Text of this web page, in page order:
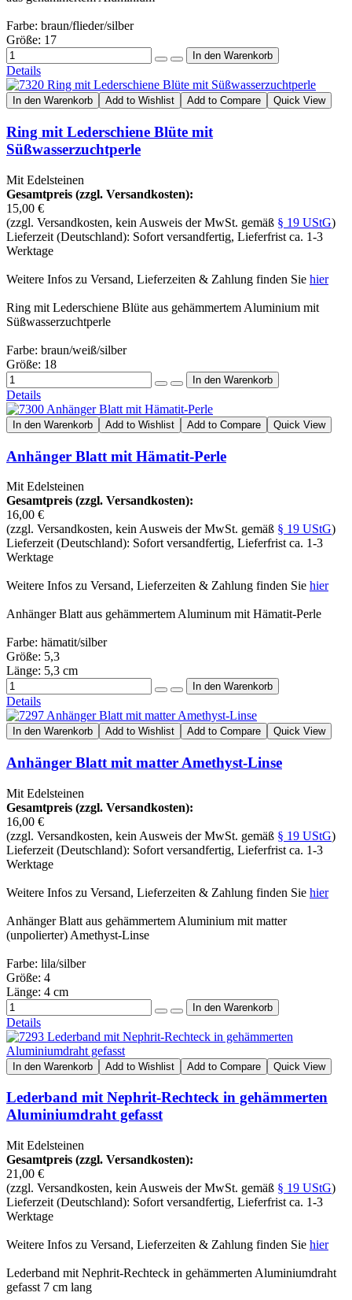
Farbe: braun/flieder/silber
Größe: 17
Details
In den Warenkorb Add to Wishlist Add to Compare Quick View
Ring mit Lederschiene Blüte mit
Süßwasserzuchtperle
Mit Edelsteinen
Gesamtpreis (zzgl. Versandkosten):
15,00 €
(zzgl. Versandkosten, kein Ausweis der MwSt. gemäß § 19 UStG)
Lieferzeit (Deutschland): Sofort versandfertig, Lieferfrist ca. 1-3
Werktage
Weitere Infos zu Versand, Lieferzeiten & Zahlung finden Sie hier
Ring mit Lederschiene Blüte aus gehämmertem Aluminium mit
Süßwasserzuchtperle
Farbe: braun/weiß/silber
Größe: 18
Details
In den Warenkorb Add to Wishlist Add to Compare Quick View
Anhänger Blatt mit Hämatit-Perle
Mit Edelsteinen
Gesamtpreis (zzgl. Versandkosten):
16,00 €
(zzgl. Versandkosten, kein Ausweis der MwSt. gemäß § 19 UStG)
Lieferzeit (Deutschland): Sofort versandfertig, Lieferfrist ca. 1-3
Werktage
Weitere Infos zu Versand, Lieferzeiten & Zahlung finden Sie hier
Anhänger Blatt aus gehämmertem Aluminum mit Hämatit-Perle
Farbe: hämatit/silber
Größe: 5,3
Länge: 5,3 cm
Details
In den Warenkorb Add to Wishlist Add to Compare Quick View
Anhänger Blatt mit matter Amethyst-Linse
Mit Edelsteinen
Gesamtpreis (zzgl. Versandkosten):
16,00 €
(zzgl. Versandkosten, kein Ausweis der MwSt. gemäß § 19 UStG)
Lieferzeit (Deutschland): Sofort versandfertig, Lieferfrist ca. 1-3
Werktage
Weitere Infos zu Versand, Lieferzeiten & Zahlung finden Sie hier
Anhänger Blatt aus gehämmertem Aluminium mit matter
(unpolierter) Amethyst-Linse
Farbe: lila/silber
Größe: 4
Länge: 4 cm
Details
In den Warenkorb Add to Wishlist Add to Compare Quick View
Lederband mit Nephrit-Rechteck in gehämmerten
Aluminiumdraht gefasst
Mit Edelsteinen
Gesamtpreis (zzgl. Versandkosten):
21,00 €
(zzgl. Versandkosten, kein Ausweis der MwSt. gemäß § 19 UStG)
Lieferzeit (Deutschland): Sofort versandfertig, Lieferfrist ca. 1-3
Werktage
Weitere Infos zu Versand, Lieferzeiten & Zahlung finden Sie hier
Lederband mit Nephrit-Rechteck in gehämmerten Aluminiumdraht
gefasst 7 cm lang